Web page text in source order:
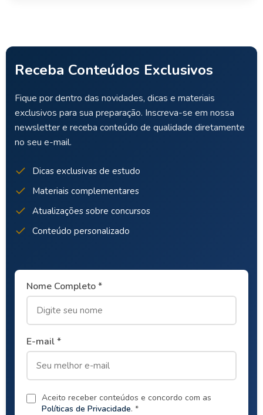
Receba Conteúdos Exclusivos
Fique por dentro das novidades, dicas e materiais
exclusivos para sua preparação. Inscreva-se em nossa
newsletter e receba conteúdo de qualidade diretamente
no seu e-mail.
Dicas exclusivas de estudo
Materiais complementares
Atualizações sobre concursos
Conteúdo personalizado
Nome Completo *
E-mail *
Aceito receber conteúdos e concordo com as
Políticas de Privacidade. *